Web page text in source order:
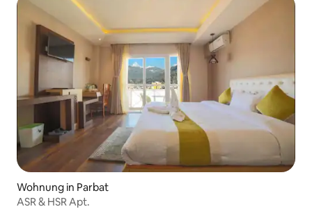
Wohnung in Parbat
ASR & HSR Apt.